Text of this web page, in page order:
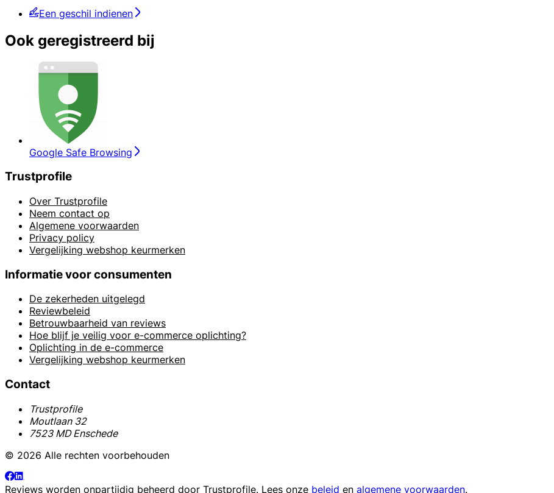
Een geschil indienen
Ook geregistreerd bij
Google Safe Browsing
Trustprofile
Over Trustprofile
Neem contact op
Algemene voorwaarden
Privacy policy
Vergelijking webshop keurmerken
Informatie voor consumenten
De zekerheden uitgelegd
Reviewbeleid
Betrouwbaarheid van reviews
Hoe blijf je veilig voor e-commerce oplichting?
Oplichting in de e-commerce
Vergelijking webshop keurmerken
Contact
Trustprofile
Moutlaan 32
7523 MD Enschede
© 2026 Alle rechten voorbehouden
Reviews worden onpartijdig beheerd door Trustprofile. Lees onze beleid en algemene voorwaarden.